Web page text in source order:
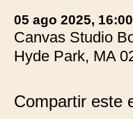
05 ago 2025,
Canvas Studio
Hyde Park, MA
Compartir este